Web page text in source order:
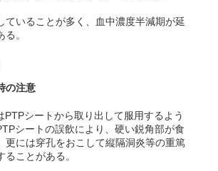
ていることが多く、血中濃度半減期が延
。
の注意
PTPシートから取り出して服用するよう
シートの誤飲により、硬い鋭角部が食
更には穿孔をおこして縦隔洞炎等の重篤
ことがある。